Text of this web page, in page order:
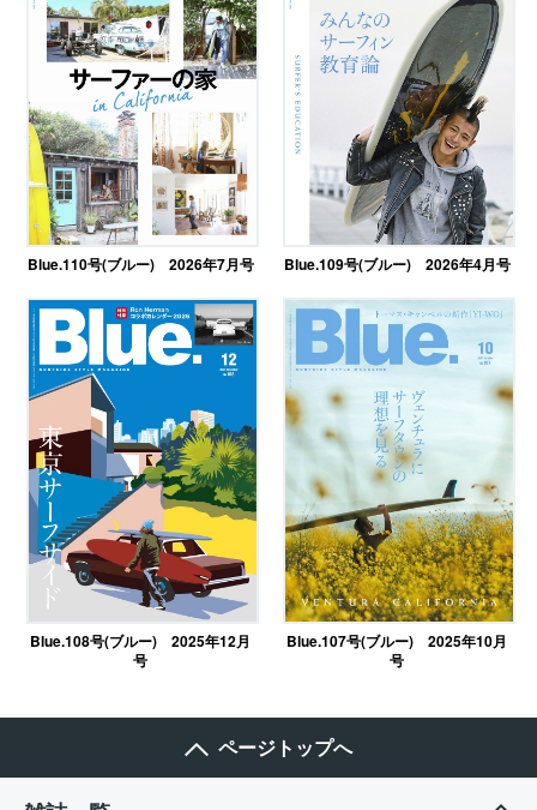
Blue.110号(ブルー) 2026年7月号 Blue.109号(ブルー) 2026年4月号
Blue.108号(ブルー) 2025年12月
号
Blue.107号(ブルー) 2025年10月
号
ページトップへ